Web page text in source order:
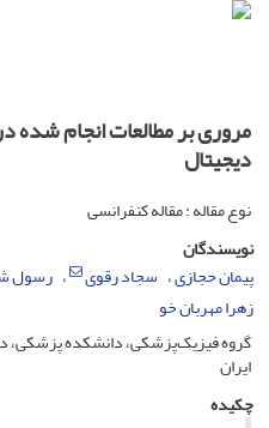
مروری بر مطالعات انجام شده
دیجیتال
نوع مقاله : مقاله کنفرانسی
نویسندگان
پیمان حجازی سجاد رقوی رسول
زهرا مهربان خو
گروه فیزیک‌پزشکی، دانشکده پزشکی،
ایران
چکیده